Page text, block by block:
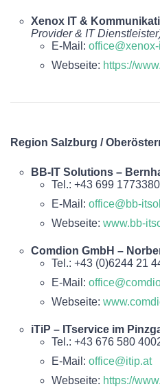
Xenox IT &
Provider & IT
E-Mail:
Webseite: https://
Region Salzburg /
BB-IT Solutions –
Tel.: +43 699
E-Mail: office@bb-
Webseite: www.bb-
Comdion GmbH –
Tel.: +43 (0)6244 21
E-Mail:
Webseite:
iTiP – ITservice im
Tel.: +43 676 580
E-Mail: office@itip.at
Webseite: https://